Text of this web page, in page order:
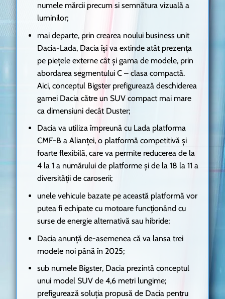
numele mărcii precum si semnătura vizuală a
luminilor;
mai departe, prin crearea noului business unit
Dacia-Lada, Dacia își va extinde atât prezența
pe piețele externe cât și gama de modele, prin
abordarea segmentului C – clasa compactă.
Aici, conceptul Bigster prefigurează deschiderea
gamei Dacia către un SUV compact mai mare
ca dimensiuni decât Duster;
Dacia va utiliza împreună cu Lada platforma
CMF-B a Alianței, o platformă competitivă și
foarte flexibilă, care va permite reducerea de la
4 la 1 a numărului de platforme și de la 18 la 11 a
diversității de caroserii;
unele vehicule bazate pe această platformă vor
putea fi echipate cu motoare funcționând cu
surse de energie alternativă sau hibride;
Dacia anunță de-asemenea că va lansa trei
modele noi până în 2025;
sub numele Bigster, Dacia prezintă conceptul
unui model SUV de 4,6 metri lungime;
prefigurează soluția propusă de Dacia pentru